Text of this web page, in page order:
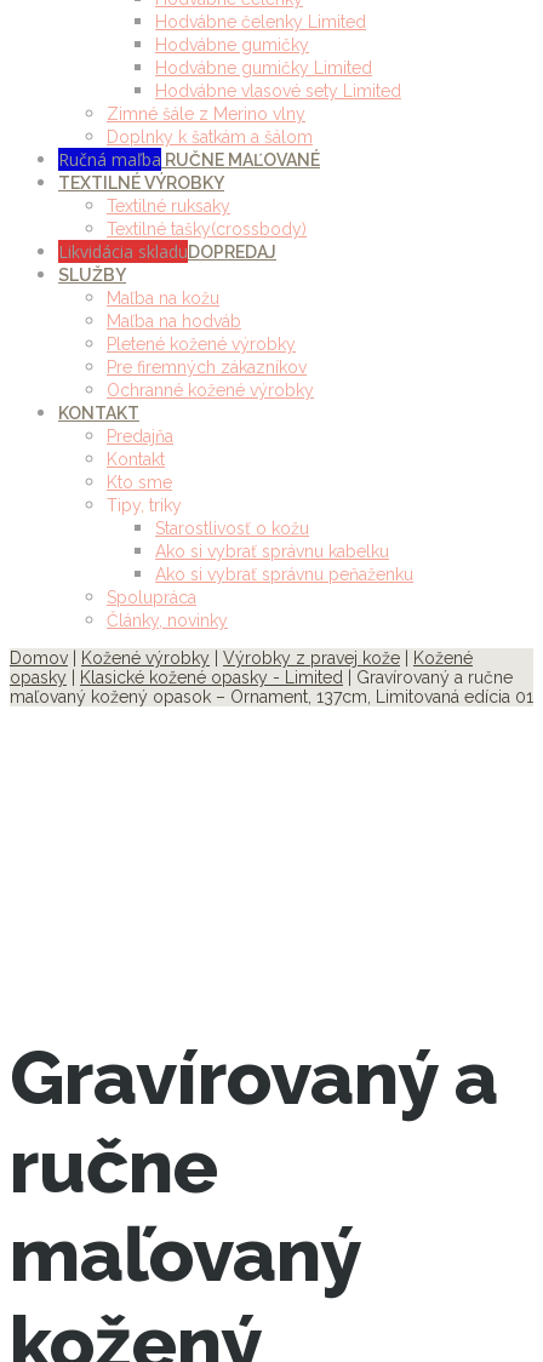
Hodvábne čelenky Limited
Hodvábne gumičky
Hodvábne gumičky Limited
Hodvábne vlasové sety Limited
Zimné šále z Merino vlny
Doplnky k šatkám a šálom
Ručná maľba RUČNE MAĽOVANÉ
TEXTILNÉ VÝROBKY
Textilné ruksaky
Textilné tašky(crossbody)
Likvidácia skladuDOPREDAJ
SLUŽBY
Maľba na kožu
Maľba na hodváb
Pletené kožené výrobky
Pre firemných zákazníkov
Ochranné kožené výrobky
KONTAKT
Predajňa
Kontakt
Kto sme
Tipy, triky
Starostlivosť o kožu
Ako si vybrať správnu kabelku
Ako si vybrať správnu peňaženku
Spolupráca
Články, novinky
Domov
Kožené výrobky Výrobky z pravej kože
Kožené
opasky
Klasické kožené opasky - Limited
| Gravírovaný a ručne
maľovaný kožený opasok – Ornament, 137cm, Limitovaná edícia 01
Gravírovaný a
ručne
maľovaný
kožený